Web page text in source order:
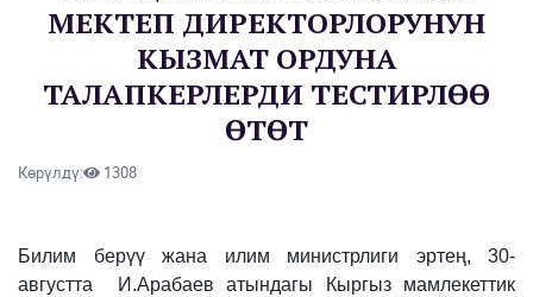
МЕКТЕП ДИРЕКТОРЛОРУНУН
КЫЗМАТ ОРДУНА
ТАЛАПКЕРЛЕРДИ ТЕСТИРЛӨӨ
ӨТӨТ
Көрүлдү: 1308
Билим берүү жана илим министрлиги эртең, 30-
августта И.Арабаев атындагы Кыргыз мамлекеттик